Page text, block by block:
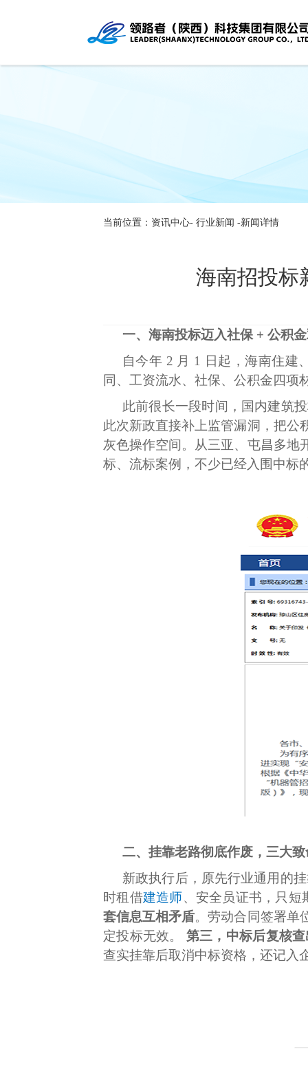
当前位置：资讯中心- 行业新闻 -新闻详情
海南招投标
一、海南投标迈入社保 + 公积
自今年 2 月 1 日起，海南住建
同、工资流水、社保、公积金四项
此前很长一段时间，国内建筑
此次新政直接补上监管漏洞，把公
灰色操作空间。从三亚、屯昌多地
标、流标案例，不少已经入围中标
二、挂靠老路彻底作废，三大
新政执行后，原先行业通用的
时租借建造师、安全员证书，只
套信息互相矛盾。劳动合同签署单
定投标无效。 第三，中标后复核
查实挂靠后取消中标资格，还记入